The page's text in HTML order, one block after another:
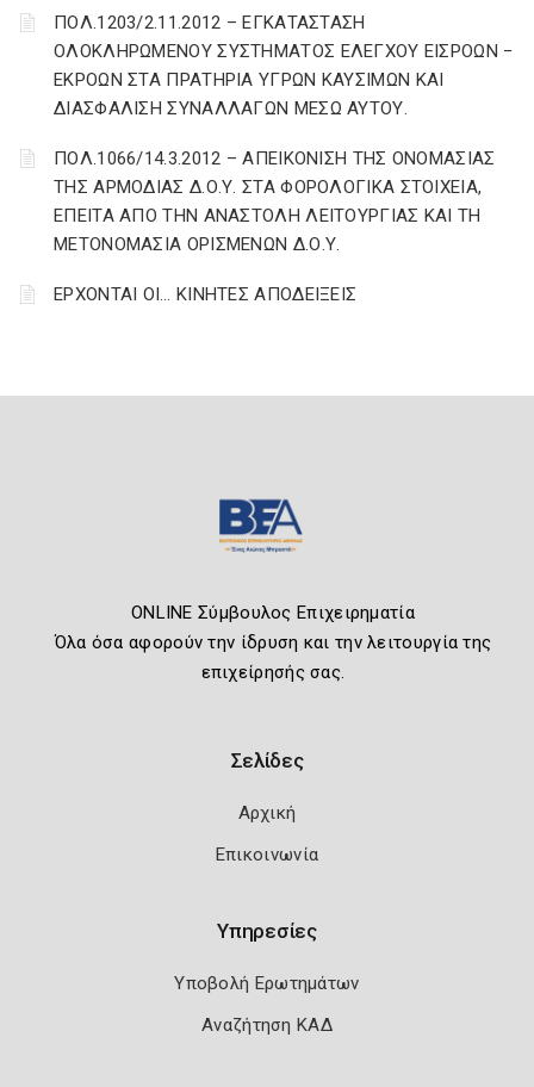
ΠΟΛ.1203/2.11.2012 – ΕΓΚΑΤΑΣΤΑΣΗ
ΟΛΟΚΛΗΡΩΜΕΝΟΥ ΣΥΣΤΗΜΑΤΟΣ ΕΛΕΓΧΟΥ ΕΙΣΡΟΩΝ −
ΕΚΡΟΩΝ ΣΤΑ ΠΡΑΤΗΡΙΑ ΥΓΡΩΝ ΚΑΥΣΙΜΩΝ ΚΑΙ
ΔΙΑΣΦΑΛΙΣΗ ΣΥΝΑΛΛΑΓΩΝ ΜΕΣΩ ΑΥΤΟΥ.
ΠΟΛ.1066/14.3.2012 – ΑΠΕΙΚΟΝΙΣΗ ΤΗΣ ΟΝΟΜΑΣΙΑΣ
ΤΗΣ ΑΡΜΟΔΙΑΣ Δ.Ο.Υ. ΣΤΑ ΦΟΡΟΛΟΓΙΚΑ ΣΤΟΙΧΕΙΑ,
ΕΠΕΙΤΑ ΑΠΟ ΤΗΝ ΑΝΑΣΤΟΛΗ ΛΕΙΤΟΥΡΓΙΑΣ ΚΑΙ ΤΗ
ΜΕΤΟΝΟΜΑΣΙΑ ΟΡΙΣΜΕΝΩΝ Δ.Ο.Υ.
EΡΧΟΝΤΑΙ ΟΙ… ΚΙΝΗΤΕΣ ΑΠΟΔΕΙΞΕΙΣ
ONLINE Σύμβουλος Επιχειρηματία
Όλα όσα αφορούν την ίδρυση και την λειτουργία της
επιχείρησής σας.
Σελίδες
Αρχική
Επικοινωνία
Υπηρεσίες
Υποβολή Ερωτημάτων
Αναζήτηση ΚΑΔ